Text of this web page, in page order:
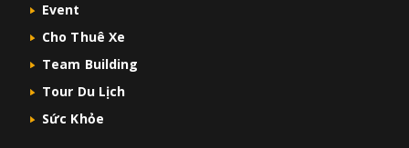
Event
Cho Thuê Xe
Team Building
Tour Du Lịch
Sức Khỏe